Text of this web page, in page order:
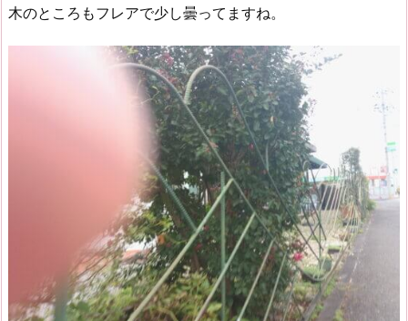
木のところもフレアで少し曇ってますね。